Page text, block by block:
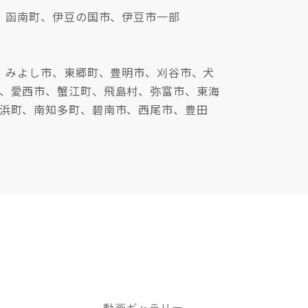
南町、伊豆の国市、伊豆市一部
よし市、東郷町、豊明市、刈谷市、犬
愛西市、蟹江町、飛島村、弥富市、東海
町、南知多町、碧南市、西尾市、豊田